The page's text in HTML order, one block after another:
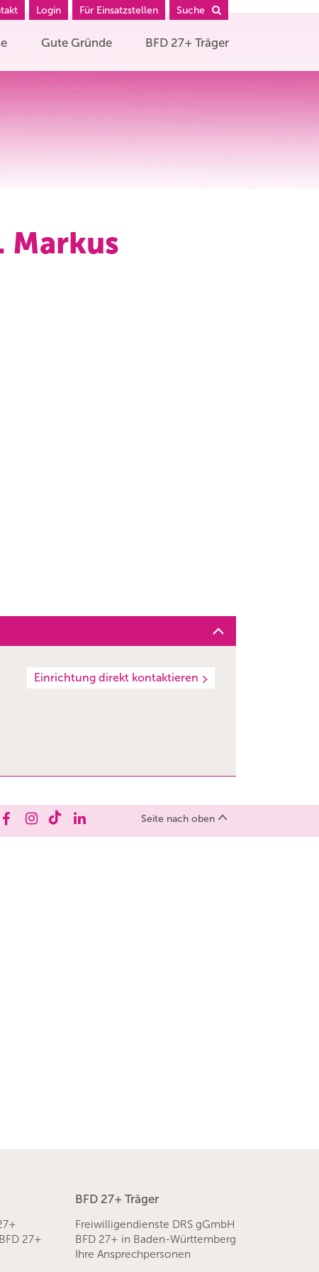
Login Für Einsatzstellen Suche
Gute Gründe BFD 27+ Träger
Markus
Einrichtung direkt kontaktieren
Seite nach oben
27+
BFD 27+ Träger
Freiwilligendienste DRS gGmbH
BFD 27+ in Baden-Württemberg
Ihre Ansprechpersonen